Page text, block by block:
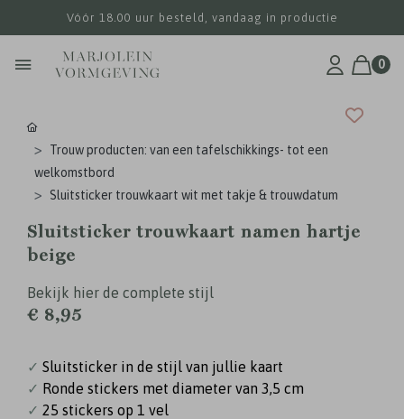
Vóór 18.00 uur besteld, vandaag in productie
0
Trouw producten: van een tafelschikkings- tot een
welkomstbord
Sluitsticker trouwkaart wit met takje & trouwdatum
Sluitsticker trouwkaart namen hartje
beige
Bekijk hier de complete stijl
€ 8,95
✓ Sluitsticker in de stijl van jullie kaart
✓ Ronde stickers met diameter van 3,5 cm
✓ 25 stickers op 1 vel